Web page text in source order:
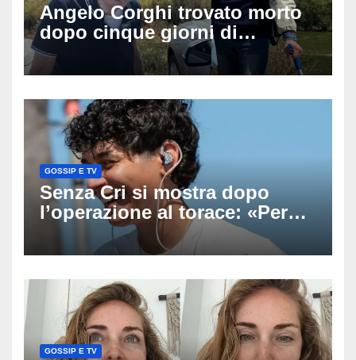
Angelo Corghi trovato morto
dopo cinque giorni di
ricerche: il giallo dell’80enne
scomparso dopo essere
GOSSIP E TV
Senza Cri si mostra dopo
l’operazione al torace: «Per
anni mi sentivo in trappola», il
racconto sul difficile percorso
GOSSIP E TV